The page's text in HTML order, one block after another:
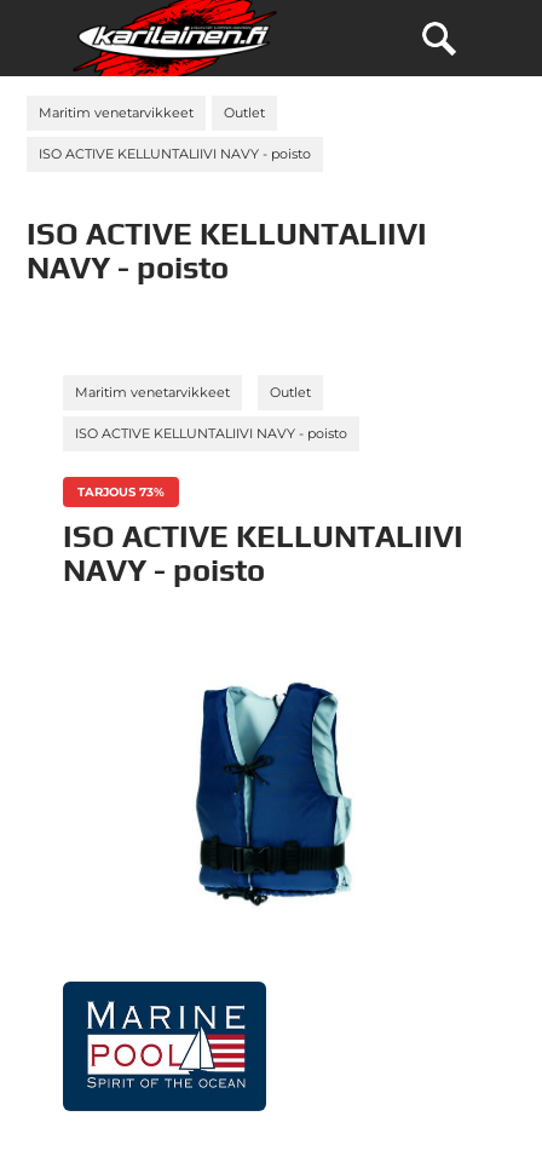
Maritim venetarvikkeet Outlet
ISO ACTIVE KELLUNTALIIVI NAVY - poisto
ISO ACTIVE KELLUNTALIIVI
NAVY - poisto
Maritim venetarvikkeet Outlet
ISO ACTIVE KELLUNTALIIVI NAVY - poisto
TARJOUS 73%
ISO ACTIVE KELLUNTALIIVI
NAVY - poisto